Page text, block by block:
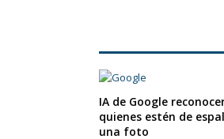
IA de Google
quienes estén de
una foto